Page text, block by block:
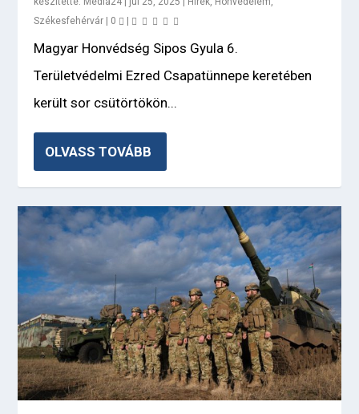
Székesfehérvár | 0 |
Magyar Honvédség Sipos Gyula 6.
Területvédelmi Ezred Csapatünnepe keretében
került sor csütörtökön...
OLVASS TOVÁBB